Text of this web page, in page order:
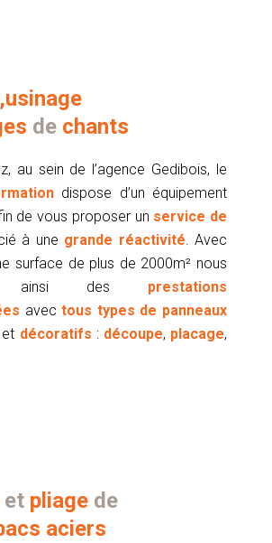
de chants
au sein de l’agence Gedibois, le
dispose d’un équipement
de vous proposer un service de
à une grande réactivité. Avec
surface de plus de 2000m² nous
ainsi des prestations
avectous types de panneaux
et décoratifs : découpe, placage,
et pliage de
aciers